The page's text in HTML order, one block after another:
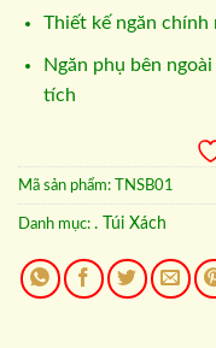
Thiết kế ngăn
Ngăn phụ bên
tích
Mã sản phẩm: TNSB01
Danh mục: . Túi Xách